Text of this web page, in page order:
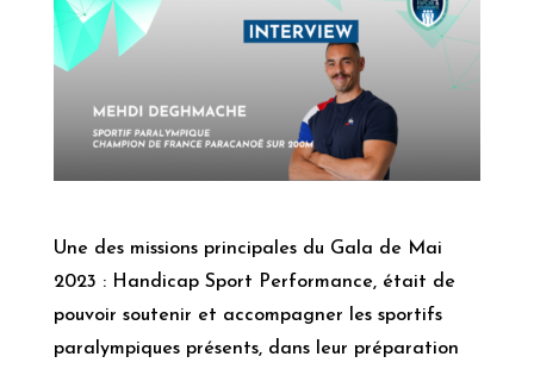
Une des missions principales du Gala de Mai
2023 : Handicap Sport Performance, était de
pouvoir soutenir et accompagner les sportifs
paralympiques présents, dans leur préparation